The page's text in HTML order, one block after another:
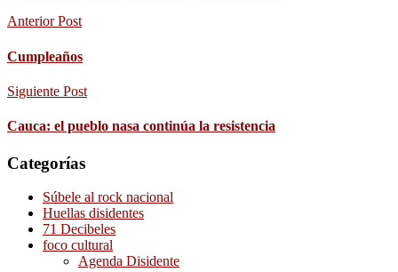
Anterior Post
Cumpleaños
Siguiente Post
Cauca: el pueblo nasa continúa la resistencia
Categorías
Súbele al rock nacional
Huellas disidentes
71 Decibeles
foco cultural
Agenda Disidente